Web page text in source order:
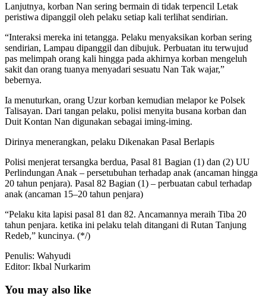
Lanjutnya, korban Nan sering bermain di tidak terpencil Letak
peristiwa dipanggil oleh pelaku setiap kali terlihat sendirian.
“Interaksi mereka ini tetangga. Pelaku menyaksikan korban sering
sendirian, Lampau dipanggil dan dibujuk. Perbuatan itu terwujud
pas melimpah orang kali hingga pada akhirnya korban mengeluh
sakit dan orang tuanya menyadari sesuatu Nan Tak wajar,”
bebernya.
Ia menuturkan, orang Uzur korban kemudian melapor ke Polsek
Talisayan. Dari tangan pelaku, polisi menyita busana korban dan
Duit Kontan Nan digunakan sebagai iming-iming.
Dirinya menerangkan, pelaku Dikenakan Pasal Berlapis
Polisi menjerat tersangka berdua, Pasal 81 Bagian (1) dan (2) UU
Perlindungan Anak – persetubuhan terhadap anak (ancaman hingga
20 tahun penjara). Pasal 82 Bagian (1) – perbuatan cabul terhadap
anak (ancaman 15–20 tahun penjara)
“Pelaku kita lapisi pasal 81 dan 82. Ancamannya meraih Tiba 20
tahun penjara. ketika ini pelaku telah ditangani di Rutan Tanjung
Redeb,” kuncinya. (*/)
Penulis: Wahyudi
Editor: Ikbal Nurkarim
You may also like